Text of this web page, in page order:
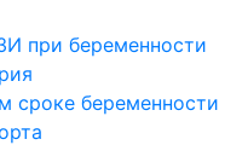
при беременности
сроке беременности